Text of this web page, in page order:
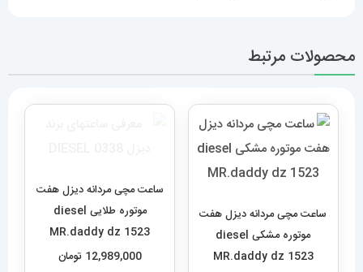
محصولات مرتبط
ساعت مچی مردانه دیزل هفت
موتوره مشکی diesel
MR.daddy dz 1523
ساعت مچی مردانه دیزل هفت
موتوره طلایی diesel
MR.daddy dz 1523
12,989,000 تومان